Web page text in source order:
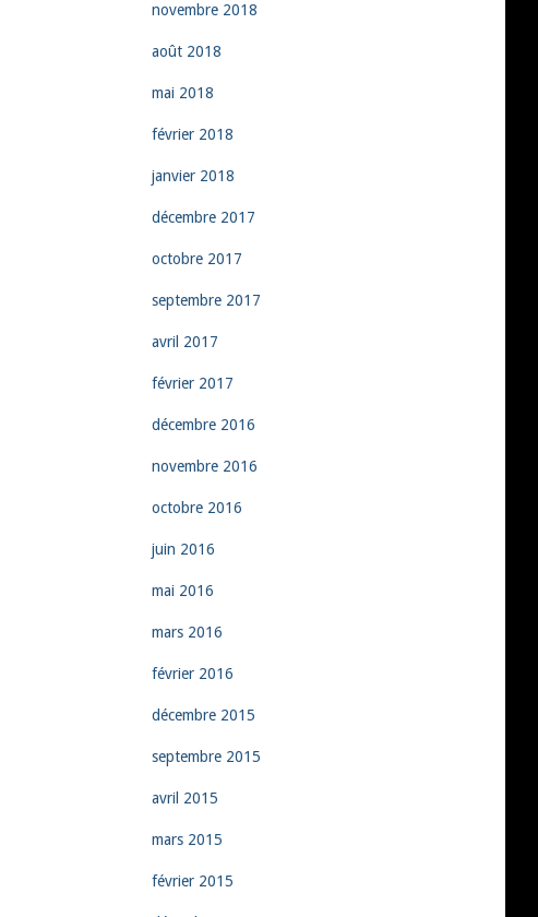
novembre 2018
août 2018
mai 2018
février 2018
janvier 2018
décembre 2017
octobre 2017
septembre 2017
avril 2017
février 2017
décembre 2016
novembre 2016
octobre 2016
juin 2016
mai 2016
mars 2016
février 2016
décembre 2015
septembre 2015
avril 2015
mars 2015
février 2015